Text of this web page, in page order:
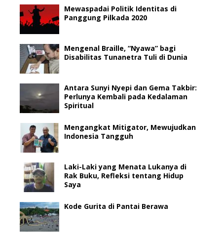
Mewaspadai Politik Identitas di
Panggung Pilkada 2020
Mengenal Braille, “Nyawa” bagi
Disabilitas Tunanetra Tuli di Dunia
Antara Sunyi Nyepi dan Gema Takbir:
Perlunya Kembali pada Kedalaman
Spiritual
Mengangkat Mitigator, Mewujudkan
Indonesia Tangguh
Laki-Laki yang Menata Lukanya di
Rak Buku, Refleksi tentang Hidup
Saya
Kode Gurita di Pantai Berawa